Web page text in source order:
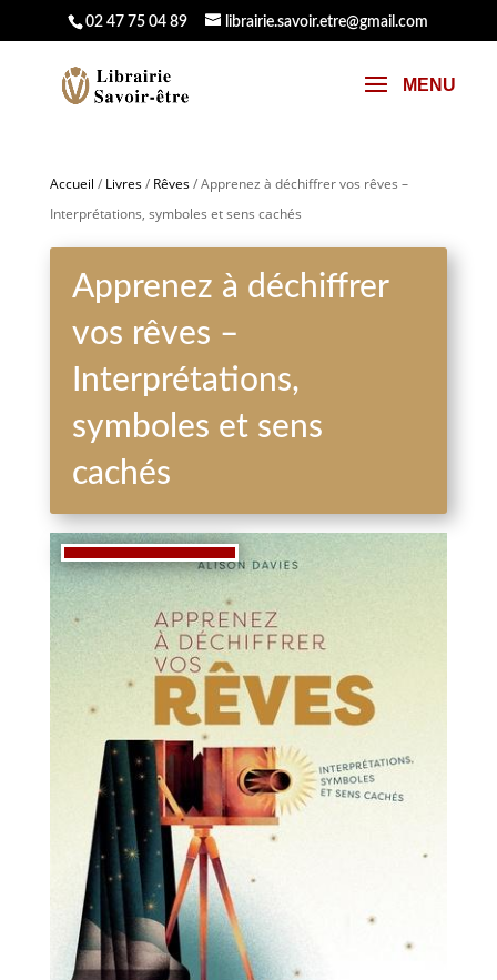
02 47 75 04 89 librairie.savoir.etre@gmail.com
Accueil / Livres/ Rêves/ Apprenez à déchiffrer vos rêves –
Interprétations, symboles et sens cachés
Apprenez à déchiffrer
vos rêves –
Interprétations,
symboles et sens
cachés